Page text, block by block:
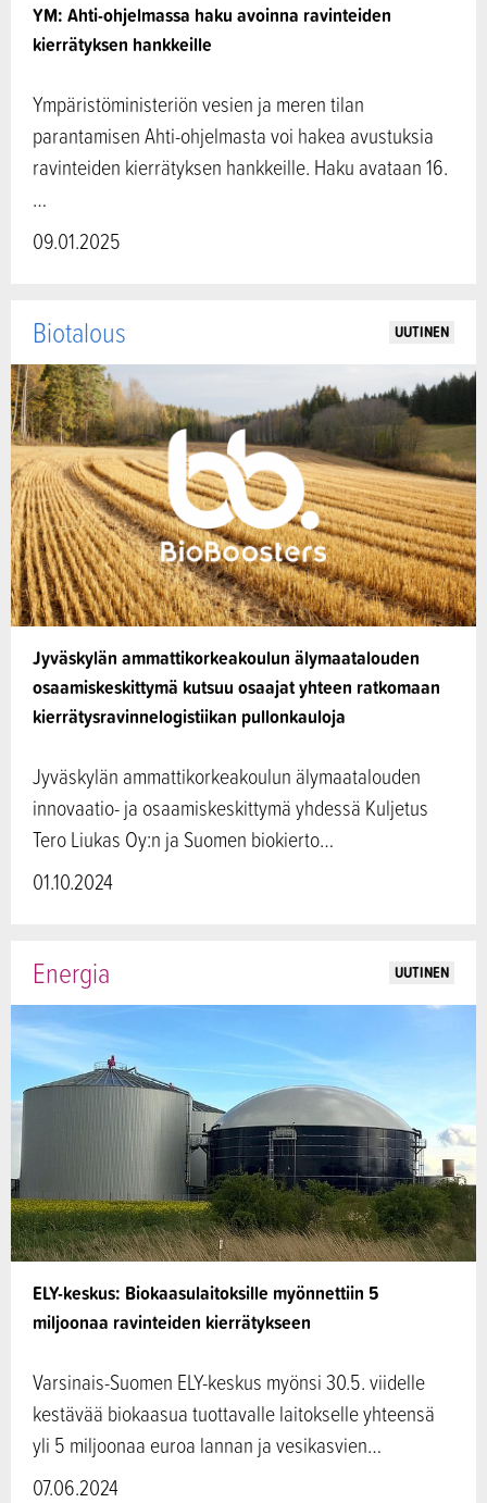
YM: Ahti-ohjelmassa haku avoinna ravinteiden
kierrätyksen hankkeille
Ympäristöministeriön vesien ja meren tilan
parantamisen Ahti-ohjelmasta voi hakea avustuksia
ravinteiden kierrätyksen hankkeille. Haku avataan 16.
…
09.01.2025
Jyväskylän ammattikorkeakoulun älymaatalouden
osaamiskeskittymä kutsuu osaajat yhteen ratkomaan
kierrätysravinnelogistiikan pullonkauloja
Biotalous UUTINEN
Jyväskylän ammattikorkeakoulun älymaatalouden
innovaatio- ja osaamiskeskittymä yhdessä Kuljetus
Tero Liukas Oy:n ja Suomen biokierto…
01.10.2024
ELY-keskus: Biokaasulaitoksille myönnettiin 5
miljoonaa ravinteiden kierrätykseen
Energia UUTINEN
Varsinais-Suomen ELY-keskus myönsi 30.5. viidelle
kestävää biokaasua tuottavalle laitokselle yhteensä
yli 5 miljoonaa euroa lannan ja vesikasvien…
07.06.2024